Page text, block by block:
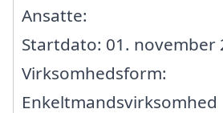
Ansatte:
Startdato: 01. november
Virksomhedsform:
Enkeltmandsvirksomhed